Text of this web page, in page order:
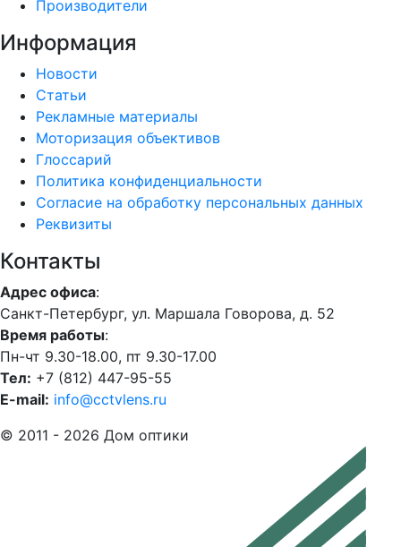
Производители
Информация
Новости
Статьи
Рекламные материалы
Моторизация объективов
Глоссарий
Политика конфиденциальности
Согласие на обработку персональных данных
Реквизиты
Контакты
Адрес офиса:
Санкт-Петербург, ул. Маршала Говорова, д. 52
Время работы:
Пн-чт 9.30-18.00, пт 9.30-17.00
Тел: +7 (812) 447-95-55
E-mail: info@cctvlens.ru
© 2011 - 2026 Дом оптики